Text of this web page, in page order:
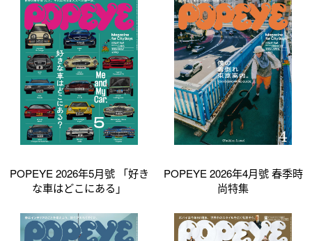
POPEYE 2026年5月號 「好き
な車はどこにある」
POPEYE 2026年4月號 春季時
尚特集